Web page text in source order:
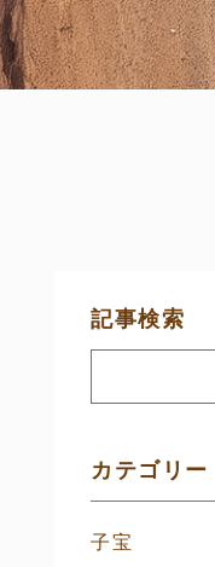
サ
ニ
記事検索
カテゴリー
子宝